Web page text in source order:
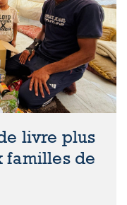
livre plus
familles de